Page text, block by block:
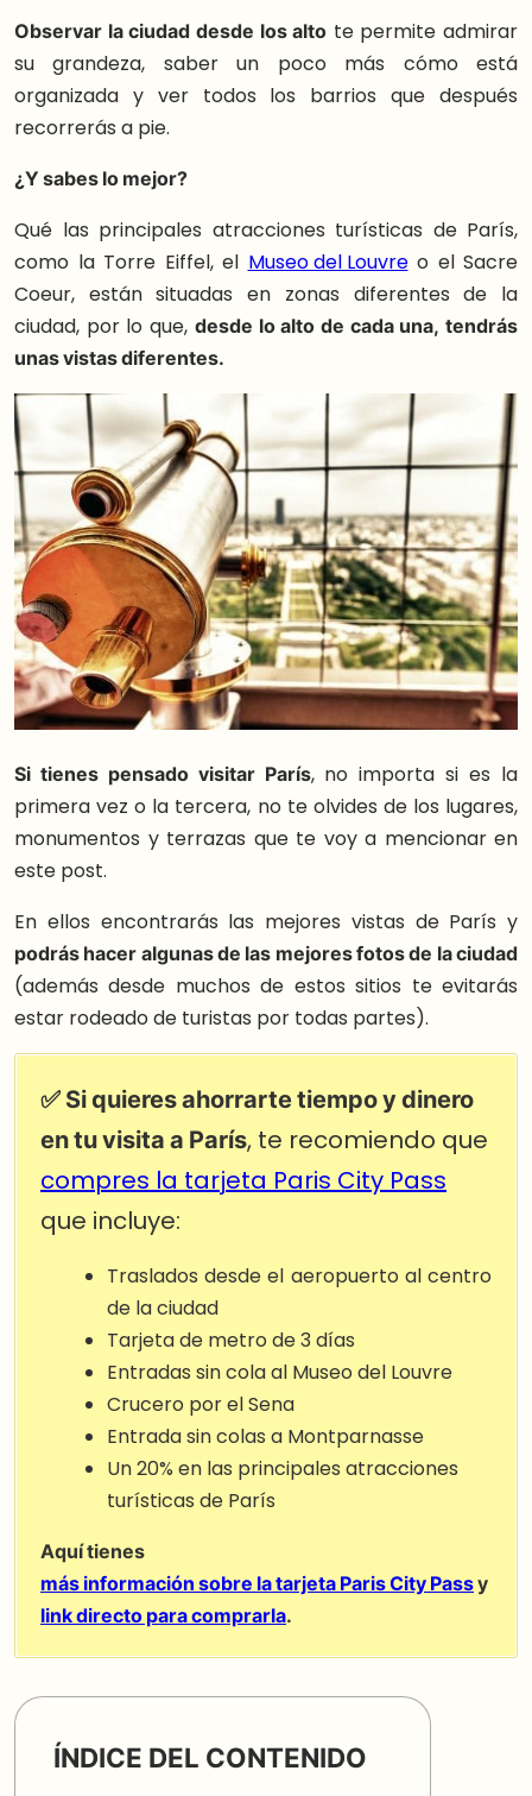
Observar la ciudad desde los alto te permite admirar
su grandeza, saber un poco más cómo está
organizada y ver todos los barrios que después
recorrerás a pie.
¿Y sabes lo mejor?
Qué las principales atracciones turísticas de París,
como la Torre Eiffel, el Museo del Louvreo el Sacre
Coeur, están situadas en zonas diferentes de la
ciudad, por lo que, desde lo alto de cada una, tendrás
unas vistas diferentes.
Si tienes pensado visitar París, no importa si es la
primera vez o la tercera, no te olvides de los lugares,
monumentos y terrazas que te voy a mencionar en
este post.
En ellos encontrarás las mejores vistas de París y
podrás hacer algunas de las mejores fotos de la ciudad
(además desde muchos de estos sitios te evitarás
estar rodeado de turistas por todas partes).
✅ Si quieres ahorrarte tiempo y dinero
en tu visita a París, te recomiendo que
compres la tarjeta Paris City Pass
que incluye:
Traslados desde el aeropuerto al centro
de la ciudad
Tarjeta de metro de 3 días
Entradas sin cola al Museo del Louvre
Crucero por el Sena
Entrada sin colas a Montparnasse
Un 20% en las principales atracciones
turísticas de París
Aquí tienes
más información sobre la tarjeta Paris City Passy
link directo para comprarla.
ÍNDICE DEL CONTENIDO